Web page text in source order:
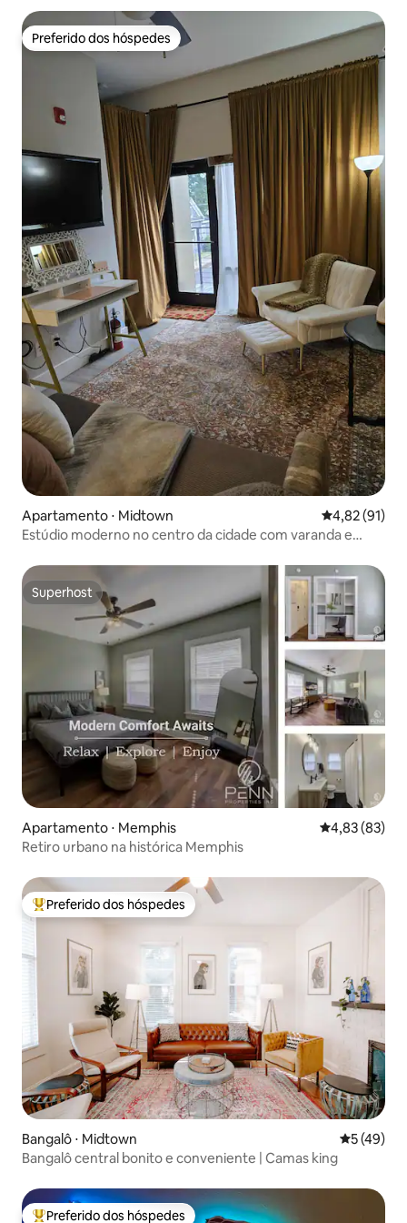
Preferido dos hóspedes
Preferido dos hóspedes
Apartamento ⋅ Midtown 4,82 de uma
4,82 (91)
Estúdio moderno no centro da cidade com varanda e
Superhost
Superhost
Apartamento ⋅ Memphis 4,83 de uma
4,83 (83)
Retiro urbano na histórica Memphis
Entre os melhores preferidos dos hóspedes
Preferido dos hóspedes
Bangalô ⋅ Midtown 5 de uma
5 (49)
Bangalô central bonito e conveniente | Camas king
Preferido dos hóspedes